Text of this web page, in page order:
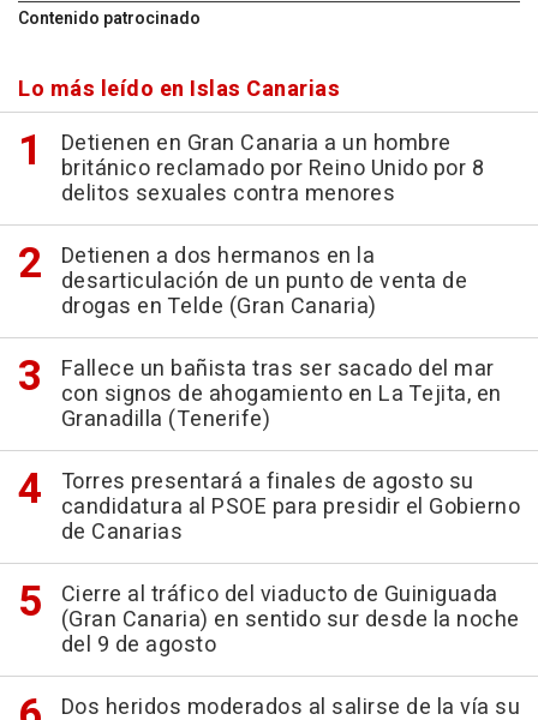
Contenido patrocinado
Lo más leído en Islas Canarias
Detienen en Gran Canaria a un hombre
británico reclamado por Reino Unido por 8
delitos sexuales contra menores
Detienen a dos hermanos en la
desarticulación de un punto de venta de
drogas en Telde (Gran Canaria)
Fallece un bañista tras ser sacado del mar
con signos de ahogamiento en La Tejita, en
Granadilla (Tenerife)
Torres presentará a finales de agosto su
candidatura al PSOE para presidir el Gobierno
de Canarias
Cierre al tráfico del viaducto de Guiniguada
(Gran Canaria) en sentido sur desde la noche
del 9 de agosto
Dos heridos moderados al salirse de la vía su